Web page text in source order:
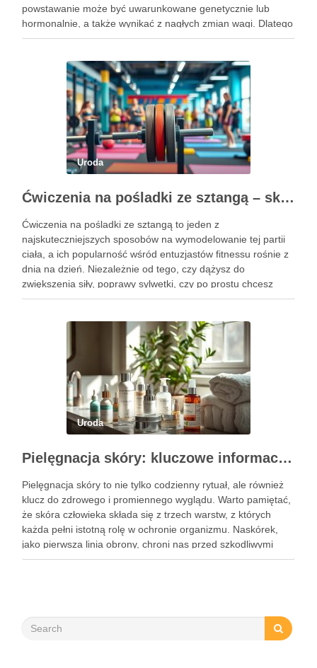
powstawanie może być uwarunkowane genetycznie lub
hormonalnie, a także wynikać z nagłych zmian wagi. Dlatego
kluczowe jest, aby już od najmłodszych lat zadbać …
Uroda
Ćwiczenia na pośladki ze sztangą – skuteczne metody i techniki treningowe
Ćwiczenia na pośladki ze sztangą to jeden z
najskuteczniejszych sposobów na wymodelowanie tej partii
ciała, a ich popularność wśród entuzjastów fitnessu rośnie z
dnia na dzień. Niezależnie od tego, czy dążysz do
zwiększenia siły, poprawy sylwetki, czy po prostu chcesz
poczuć się lepiej w swoim ciele, odpowiednio dobrane
Uroda
Pielęgnacja skóry: kluczowe informacje i skuteczne metody
Pielęgnacja skóry to nie tylko codzienny rytuał, ale również
klucz do zdrowego i promiennego wyglądu. Warto pamiętać,
że skóra człowieka składa się z trzech warstw, z których
każda pełni istotną rolę w ochronie organizmu. Naskórek,
jako pierwsza linia obrony, chroni nas przed szkodliwymi
czynnikami zewnętrznymi, a nawilżająca skóra właściwa,